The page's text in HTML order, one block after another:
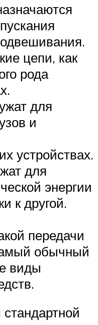
цепи, как
рода
для
и
устройствах.
для
энергии
к другой.
передачи
обычный
виды